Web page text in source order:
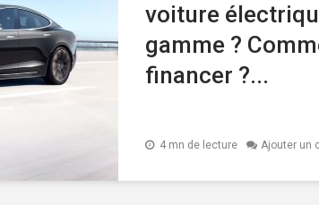
voiture
gamme ?
financer ?...
4 mn de lecture Ajouter un